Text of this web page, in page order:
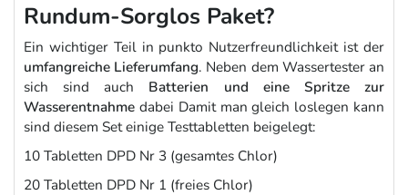
Rundum-Sorglos Paket?
Ein wichtiger Teil in punkto Nutzerfreundlichkeit ist der
umfangreiche Lieferumfang. Neben dem Wassertester an
sich sind auch Batterien und eine Spritze zur
Wasserentnahme dabei Damit man gleich loslegen kann
sind diesem Set einige Testtabletten beigelegt:
10 Tabletten DPD Nr 3 (gesamtes Chlor)
20 Tabletten DPD Nr 1 (freies Chlor)